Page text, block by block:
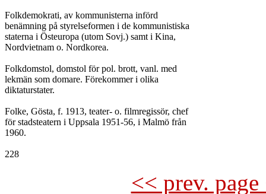
Folkdemokrati, av kommunisterna införd
benämning på styrelseformen i de kommunistiska
staterna i Östeuropa (utom Sovj.) samt i Kina,
Nordvietnam o. Nordkorea.
Folkdomstol, domstol för pol. brott, vanl. med
lekmän som domare. Förekommer i olika
diktaturstater.
Folke, Gösta, f. 1913, teater- o. filmregissör, chef
för stadsteatern i Uppsala 1951-56, i Malmö från
1960.
<< prev.